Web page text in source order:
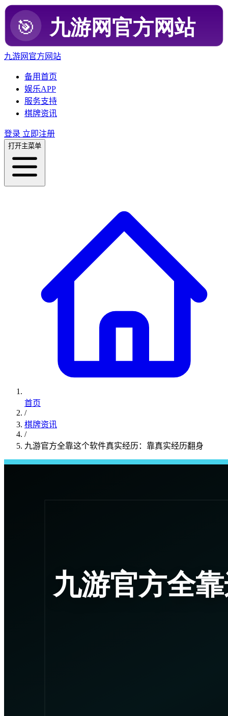
九游网官方网站
备用首页
娱乐APP
服务支持
棋牌资讯
登录 立即注册
打开主菜单
首页
/
棋牌资讯
/
九游官方全靠这个软件真实经历：靠真实经历翻身